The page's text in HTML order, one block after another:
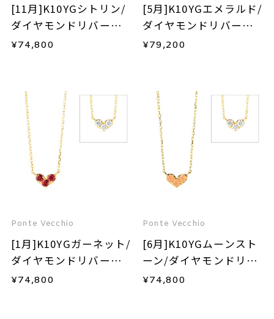
[11月]K10YGシトリン/
ダイヤモンドリバーシ
ブルネックレス
¥74,800
[5月]K10YGエメラルド/
ダイヤモンドリバーシ
ブルネックレス
¥79,200
Ponte Vecchio
[1月]K10YGガーネット/
ダイヤモンドリバーシ
ブルネックレス
¥74,800
Ponte Vecchio
[6月]K10YGムーンスト
ーン/ダイヤモンドリバ
ーシブルネックレス
¥74,800